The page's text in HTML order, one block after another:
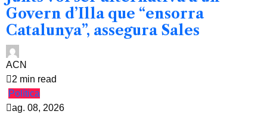
Govern d’Illa que “ensorra
Catalunya”, assegura Sales
ACN
2 min read
Política
ag. 08, 2026